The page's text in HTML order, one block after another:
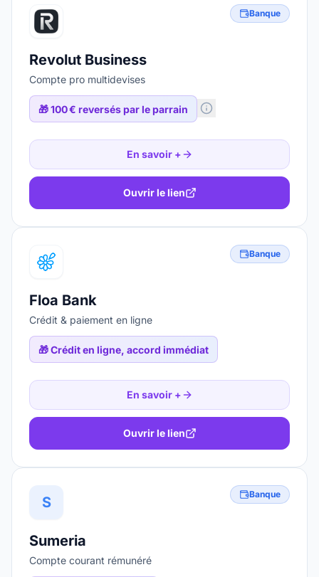
Banque
Revolut Business
Compte pro multidevises
🎁100 € reversés par le parrain
En savoir +
Ouvrir le lien
Banque
Floa Bank
Crédit & paiement en ligne
🎁Crédit en ligne, accord immédiat
En savoir +
Ouvrir le lien
S Banque
Sumeria
Compte courant rémunéré